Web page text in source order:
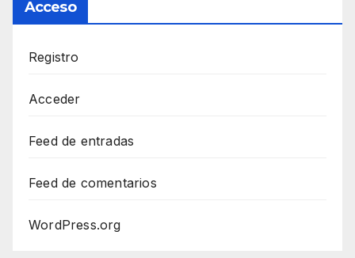
Acceso
Registro
Acceder
Feed de entradas
Feed de comentarios
WordPress.org